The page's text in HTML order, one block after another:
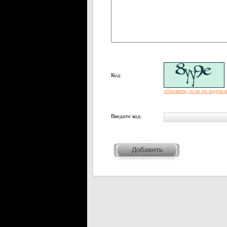
Код:
обновить, если не виден
Введите код: